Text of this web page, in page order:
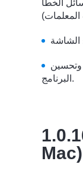
الخطأ
البرنامج.
1.0.16 (لأجهزة
Mac)